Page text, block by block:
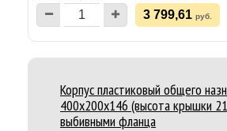
3 799,61 руб.
Корпус пластиковый общего
400x200x146 (высота крышки
выбивными фланца